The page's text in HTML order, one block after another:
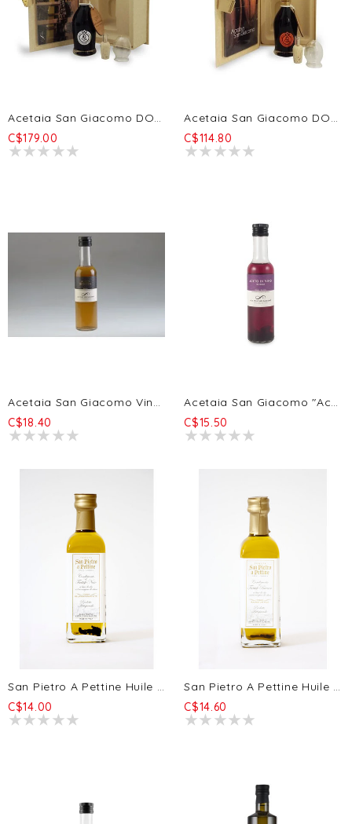
Acetaia San Giacomo DOP Argento - 20 Ans 100ml
C$179.00
Acetaia San Giacomo DOP Aragosta - 12a 100ml
C$114.80
Acetaia San Giacomo Vinaigre De Bière Artisanal ( Ale Birra Forte Belge Audace - 32 Via Dei Birrai) 250ml
C$18.40
Acetaia San Giacomo "Acetaia San Giacomo" Vinaigre De Vin Rouge Bio 250ml
C$15.50
San Pietro A Pettine Huile D'olive Extra Vierge À La Truffe Noire D'hiver Pregiato 55ml
C$14.00
San Pietro A Pettine Huile D'olive Extra Vierge À La Truffe Blanche 55ml
C$14.60